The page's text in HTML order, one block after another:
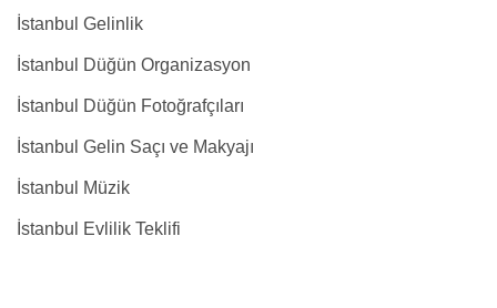
İstanbul Gelinlik
İstanbul Düğün Organizasyon
İstanbul Düğün Fotoğrafçıları
İstanbul Gelin Saçı ve Makyajı
İstanbul Müzik
İstanbul Evlilik Teklifi